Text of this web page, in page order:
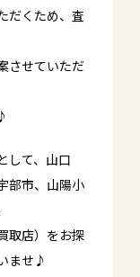
だくため、査
させていただ
して、山口
部市、山陽小
取店）をお探
ませ♪